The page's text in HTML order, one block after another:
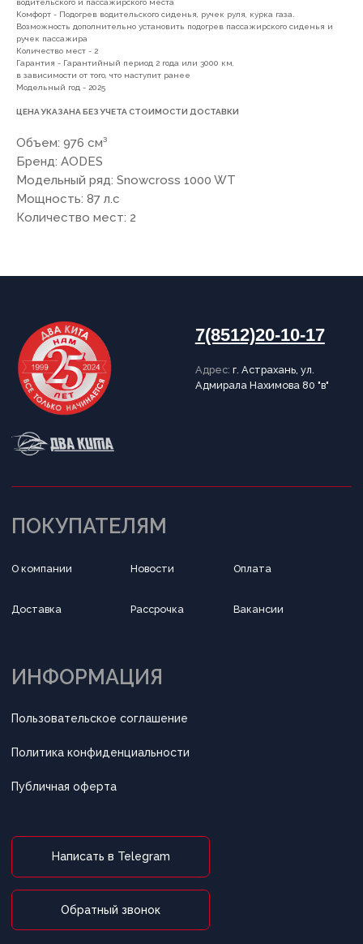
водительского и пассажирского места
Комфорт - Подогрев водительского сиденья, ручек руля, курка газа.
Возможность дополнительно установить подогрев пассажирского сиденья и
ручек пассажира
Количество мест - 2
Гарантия - Гарантийный период 2 года или 3000 км,
в зависимости от того, что наступит ранее
Модельный год - 2025
ЦЕНА УКАЗАНА БЕЗ УЧЕТА СТОИМОСТИ ДОСТАВКИ
Объем: 976 см³
Бренд: AODES
Модельный ряд: Snowcross 1000 WT
Мощность: 87 л.с
Количество мест: 2
ПОКУПАТЕЛЯМ
О компании Новости
Рассрочка
Принимаем к оплате
Пользовательское соглашение
Политика конфиденциальности
Разработка сайта